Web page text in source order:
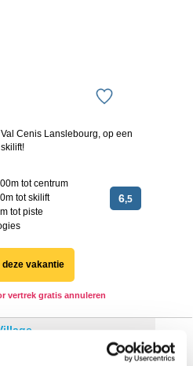
Cenis Lanslebourg, op een
tot centrum
tot skilift
tot piste
6,5
deze vakantie
vertrek gratis annuleren